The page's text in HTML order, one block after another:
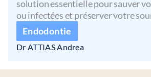
solution essentielle pour sauver
ou infectées et préserver votre
Endodontie
Dr ATTIAS Andrea